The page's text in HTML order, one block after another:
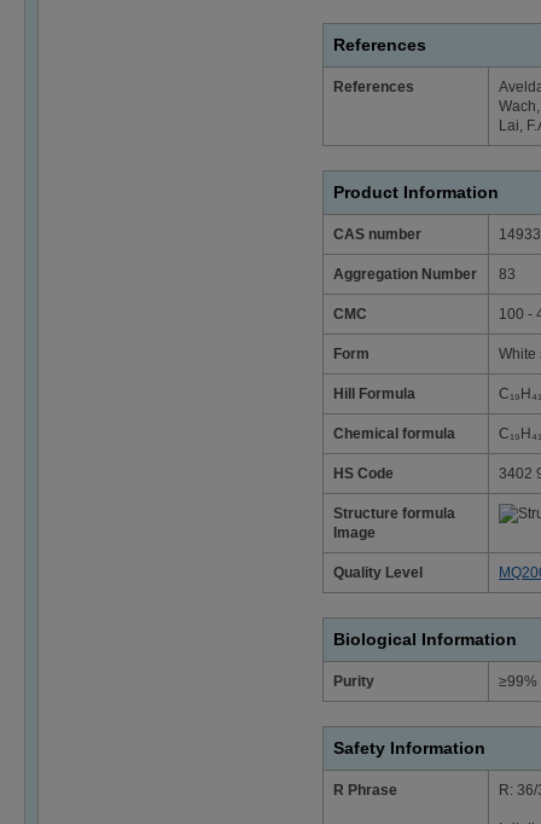
References
References
Lai,
Product Information
CAS number
Aggregation Number 83
CMC 100 -
Form White
Hill Formula
Chemical formula
HS Code 3402
Structure formula
Image
Quality Level
Biological Information
Purity ≥99%
Safety Information
R Phrase R: